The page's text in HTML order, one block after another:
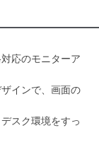
応のモニターア
インで、画面の
スク環境をすっ